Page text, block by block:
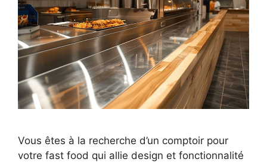
Vous êtes à la recherche d’un comptoir pour
votre fast food qui allie design et fonctionnalité